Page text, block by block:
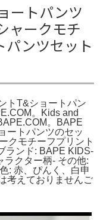
ートパンツ
ャークモチ
パンツセット
トT&ショートパン
。Kids and
。BAPE
ートパンツのセッ
クモチーフプリント
ランド: BAPE KIDS-
ラクター柄- その他:
: 赤、ぴんく、白申
考えておりませんご